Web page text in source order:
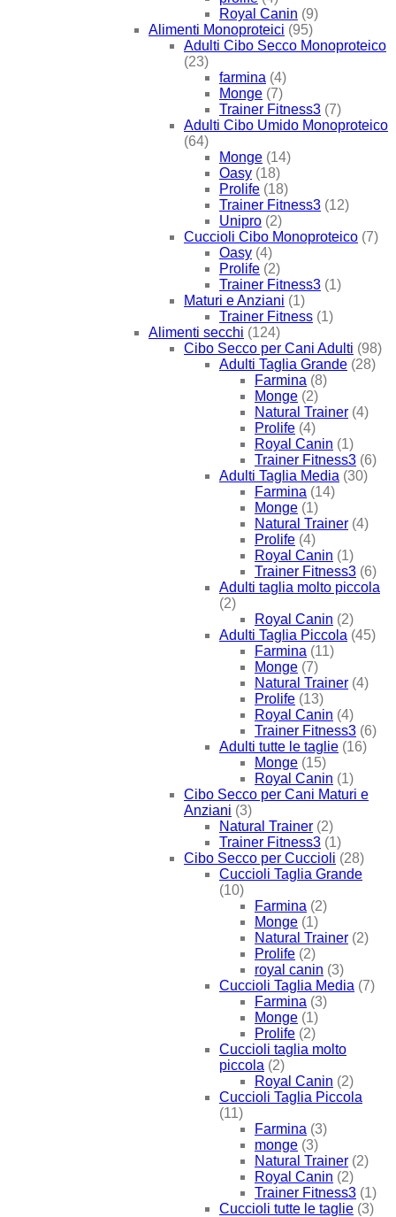
Royal Canin (9)
Alimenti Monoproteici (95)
Adulti Cibo Secco Monoproteico
(23)
farmina (4)
Monge (7)
Trainer Fitness3 (7)
Adulti Cibo Umido Monoproteico
(64)
Monge (14)
Oasy (18)
Prolife (18)
Trainer Fitness3 (12)
Unipro (2)
Cuccioli Cibo Monoproteico (7)
Oasy (4)
Prolife (2)
Trainer Fitness3 (1)
Maturi e Anziani (1)
Trainer Fitness (1)
Alimenti secchi (124)
Cibo Secco per Cani Adulti (98)
Adulti Taglia Grande (28)
Farmina (8)
Monge (2)
Natural Trainer (4)
Prolife (4)
Royal Canin (1)
Trainer Fitness3 (6)
Adulti Taglia Media (30)
Farmina (14)
Monge (1)
Natural Trainer (4)
Prolife (4)
Royal Canin (1)
Trainer Fitness3 (6)
Adulti taglia molto piccola
(2)
Royal Canin (2)
Adulti Taglia Piccola (45)
Farmina (11)
Monge (7)
Natural Trainer (4)
Prolife (13)
Royal Canin (4)
Trainer Fitness3 (6)
Adulti tutte le taglie (16)
Monge (15)
Royal Canin (1)
Cibo Secco per Cani Maturi e
Anziani (3)
Natural Trainer (2)
Trainer Fitness3 (1)
Cibo Secco per Cuccioli (28)
Cuccioli Taglia Grande
(10)
Farmina (2)
Monge (1)
Natural Trainer (2)
Prolife (2)
royal canin (3)
Cuccioli Taglia Media (7)
Farmina (3)
Monge (1)
Prolife (2)
Cuccioli taglia molto
piccola (2)
Royal Canin (2)
Cuccioli Taglia Piccola
(11)
Farmina (3)
monge (3)
Natural Trainer (2)
Royal Canin (2)
Trainer Fitness3 (1)
Cuccioli tutte le taglie (3)